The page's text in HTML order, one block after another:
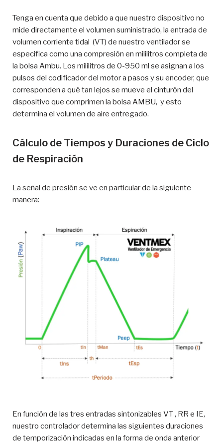
Tenga en cuenta que debido a que nuestro dispositivo no
mide directamente el volumen suministrado, la entrada de
volumen corriente tidal (VT) de nuestro ventilador se
especifica como una compresión en mililitros completa de
la bolsa Ambu. Los mililitros de 0-950 ml se asignan a los
pulsos del codificador del motor a pasos y su encoder, que
corresponden a qué tan lejos se mueve el cinturón del
dispositivo que comprimen la bolsa AMBU, y esto
determina el volumen de aire entregado.
Cálculo de Tiempos y Duraciones de Ciclo
de Respiración
La señal de presión se ve en particular de la siguiente
manera:
En función de las tres entradas sintonizables VT , RR e IE,
nuestro controlador determina las siguientes duraciones
de temporización indicadas en la forma de onda anterior